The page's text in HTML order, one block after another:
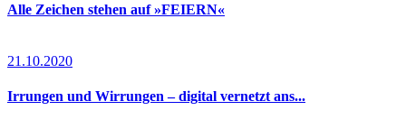
Alle Zeichen stehen auf »FEIERN«
21.10.2020
Irrungen und Wirrungen – digital vernetzt ans...